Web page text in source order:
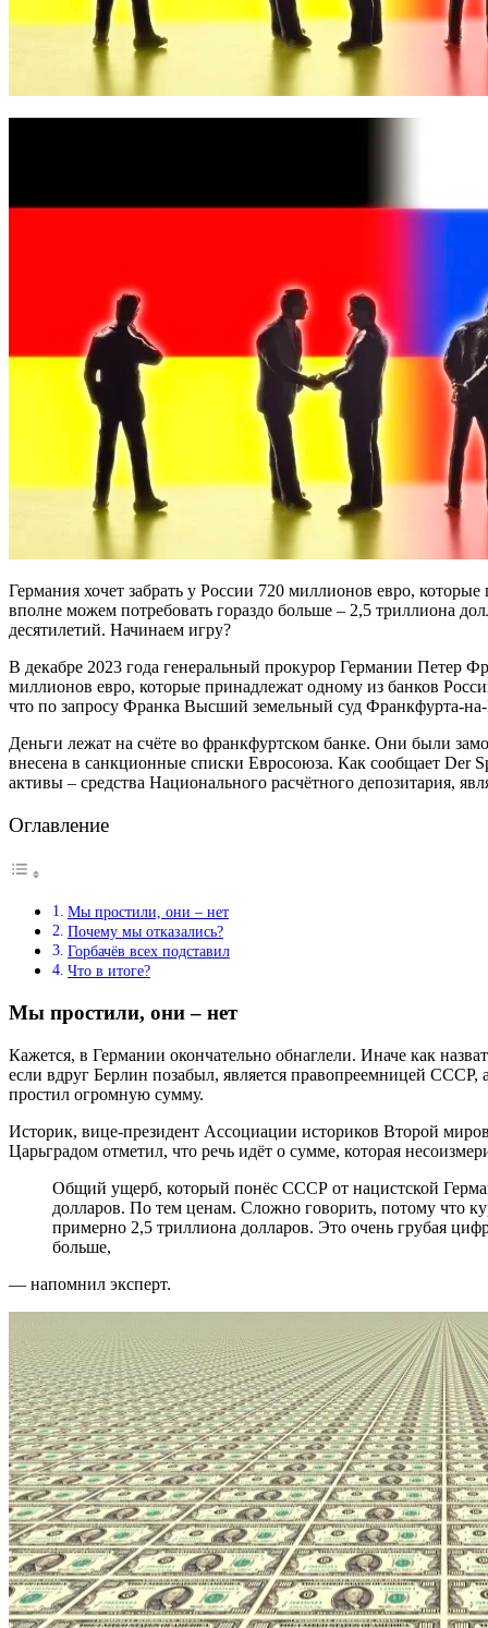
Германия хочет забрать у России 720 миллионов евро,
вполне можем потребовать гораздо больше – 2,5 триллиона
десятилетий. Начинаем игру?
В декабре 2023 года генеральный прокурор Германии Петер
миллионов евро, которые принадлежат одному из банков
что по запросу Франка Высший земельный суд Франкфурта-
Деньги лежат на счёте во франкфуртском банке. Они были
внесена в санкционные списки Евросоюза. Как сообщает Der
активы – средства Национального расчётного депозитария,
Оглавление
Мы простили, они – нет
Почему мы отказались?
Горбачёв всех подставил
Что в итоге?
Мы простили, они – нет
Кажется, в Германии окончательно обнаглели. Иначе как
если вдруг Берлин позабыл, является правопреемницей
простил огромную сумму.
Историк, вице-президент Ассоциации историков Второй
Царьградом отметил, что речь идёт о сумме, которая
Общий ущерб, который понёс СССР от нацистской Германии составлял порядка 120 миллиардов
долларов. По тем ценам. Сложно говорить, потому что
примерно 2,5 триллиона долларов. Это очень грубая
больше,
— напомнил эксперт.